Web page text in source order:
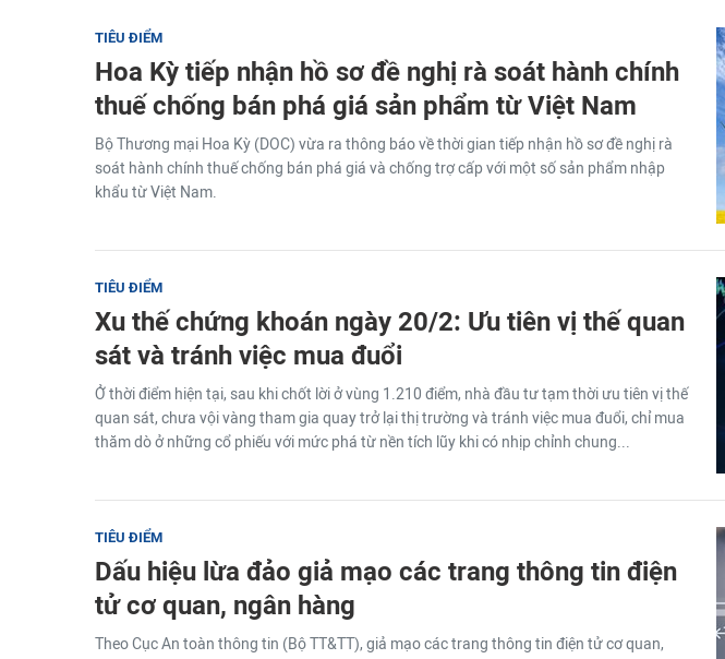
TIÊU ĐIỂM
Hoa Kỳ tiếp nhận hồ sơ đề nghị rà soát hành chính
thuế chống bán phá giá sản phẩm từ Việt Nam
Bộ Thương mại Hoa Kỳ (DOC) vừa ra thông báo về thời gian tiếp nhận hồ sơ đề nghị rà
soát hành chính thuế chống bán phá giá và chống trợ cấp với một số sản phẩm nhập
khẩu từ Việt Nam.
TIÊU ĐIỂM
Xu thế chứng khoán ngày 20/2: Ưu tiên vị thế quan
sát và tránh việc mua đuổi
Ở thời điểm hiện tại, sau khi chốt lời ở vùng 1.210 điểm, nhà đầu tư tạm thời ưu tiên vị thế
quan sát, chưa vội vàng tham gia quay trở lại thị trường và tránh việc mua đuổi, chỉ mua
thăm dò ở những cổ phiếu với mức phá từ nền tích lũy khi có nhịp chỉnh chung...
TIÊU ĐIỂM
Dấu hiệu lừa đảo giả mạo các trang thông tin điện
tử cơ quan, ngân hàng
Theo Cục An toàn thông tin (Bộ TT&TT), giả mạo các trang thông tin điện tử cơ quan,